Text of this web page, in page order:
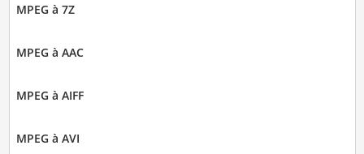
MPEG à 7Z
MPEG à AAC
MPEG à AIFF
MPEG à AVI